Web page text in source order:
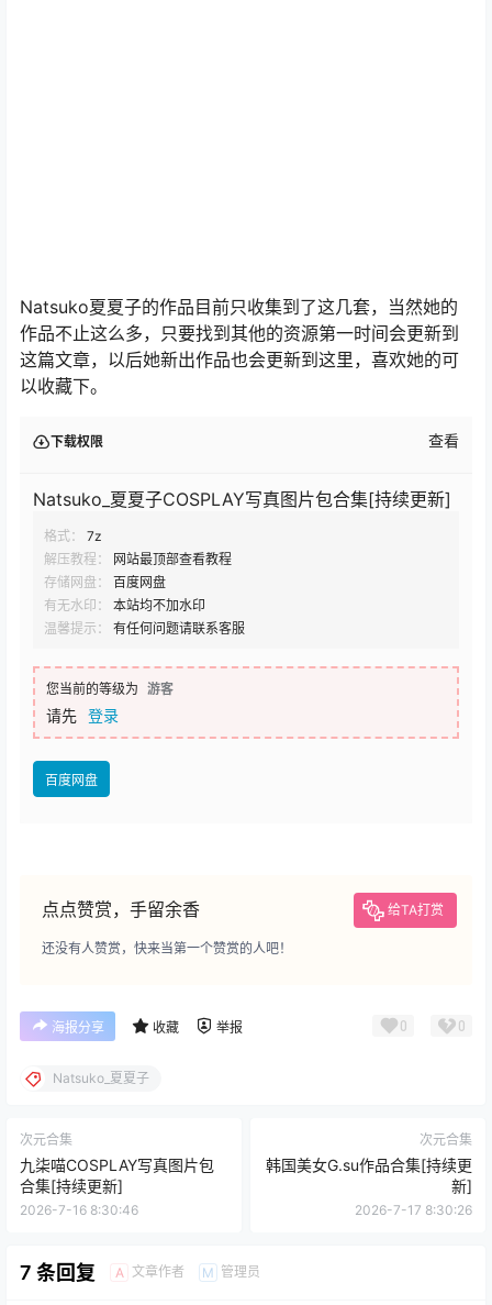
Natsuko夏夏子的作品目前只收集到了这几套，当然她的
作品不止这么多，只要找到其他的资源第一时间会更新到
这篇文章，以后她新出作品也会更新到这里，喜欢她的可
以收藏下。
下载权限 查看
Natsuko_夏夏子COSPLAY写真图片包合集[持续更新]
格式：
7z
解压教程：
网站最顶部查看教程
存储网盘：
百度网盘
有无水印：
本站均不加水印
温馨提示：
有任何问题请联系客服
您当前的等级为 游客
请先 登录
百度网盘
点点赞赏，手留余香 给TA打赏
还没有人赞赏，快来当第一个赞赏的人吧！
海报分享 收藏 举报 0 0
Natsuko_夏夏子
次元合集
九柒喵COSPLAY写真图片包
合集[持续更新]
2026-7-16 8:30:46
次元合集
韩国美女G.su作品合集[持续更
新]
2026-7-17 8:30:26
7 条回复 A 文章作者 M 管理员